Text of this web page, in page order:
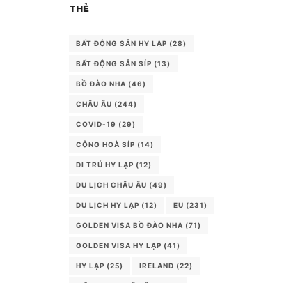
THẺ
BẤT ĐỘNG SẢN HY LẠP (28)
BẤT ĐỘNG SẢN SÍP (13)
BỒ ĐÀO NHA (46)
CHÂU ÂU (244)
COVID-19 (29)
CỘNG HOÀ SÍP (14)
DI TRÚ HY LẠP (12)
DU LỊCH CHÂU ÂU (49)
DU LỊCH HY LẠP (12) EU (231)
GOLDEN VISA BỒ ĐÀO NHA (71)
GOLDEN VISA HY LẠP (41)
HY LẠP (25) IRELAND (22)